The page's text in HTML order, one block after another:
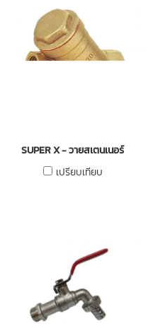
SUPER X - วายสเตนเนอร์
เปรียบเทียบ